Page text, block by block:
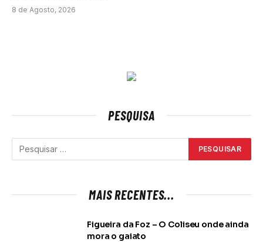
8 de Agosto, 2026
PESQUISA
MAIS RECENTES...
Figueira da Foz – O Coliseu onde ainda
mora o gaiato